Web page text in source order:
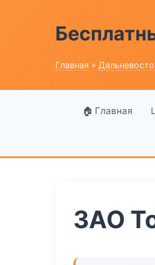
Главная »
🏠 Главная
ЗАО